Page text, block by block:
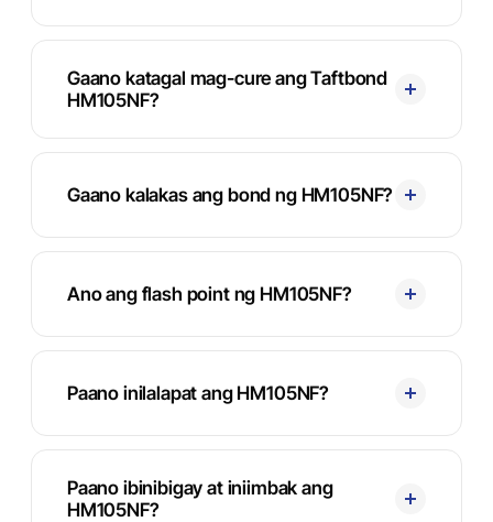
Gaano katagal mag-cure ang Taftbond
HM105NF?
Gaano kalakas ang bond ng HM105NF?
Ano ang flash point ng HM105NF?
Paano inilalapat ang HM105NF?
Paano ibinibigay at iniimbak ang
HM105NF?